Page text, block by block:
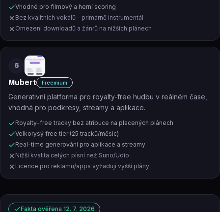
Vhodné pro filmový a herní scoring
Bez kvalitních vokálů – primárně instrumentál
Omezení downloadů a žánrů na nižších plánech
6
Mubert Freemium
Generativní platforma pro royalty-free hudbu v reálném čase,
vhodná pro podkresy, streamy a aplikace.
Royalty-free tracky bez atribuce na placených plánech
Velkorysý free tier (25 tracků/měsíc)
Real-time generování pro aplikace a streamy
Nižší kvalita celých písní než Suno/Udio
Licence pro reklamu/apps vyžadují vyšší plány
Fakta ověřena 12. 7. 2026